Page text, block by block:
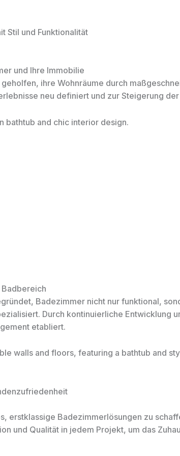
Stil und Funktionalität
und Ihre Immobilie
ihre Wohnräume durch
neu definiert und zur Steigerung
Badezimmer nicht nur funktional,
Durch kontinuierliche Entwicklung
etabliert.
erstklassige Badezimmerlösungen zu
und Qualität in jedem Projekt, um das